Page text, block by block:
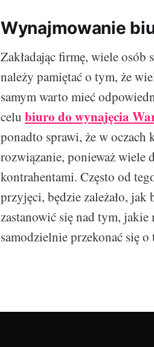
Wynajmowanie
Zakładając firmę, wiele osób
należy pamiętać o tym, że
samym warto mieć
celu biuro do wynajęcia
ponadto sprawi, że w oczach
rozwiązanie, ponieważ wiele
kontrahentami. Często od
przyjęci, będzie zależało, jak
zastanowić się nad tym,
samodzielnie przekonać się